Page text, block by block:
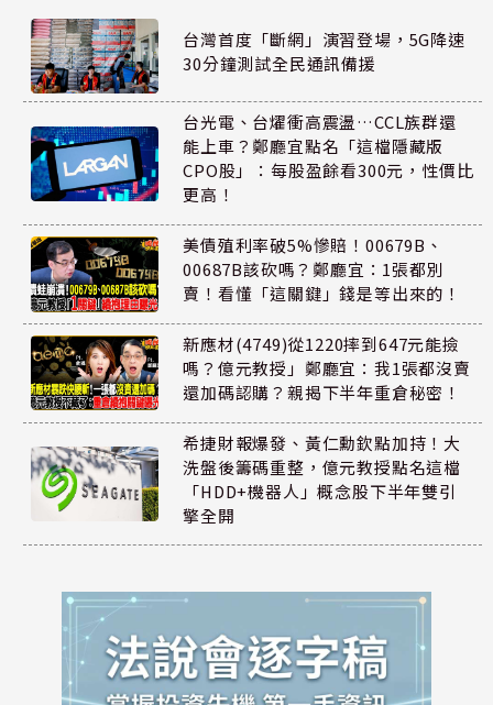
台灣首度「斷網」演習登場，5G降速
30分鐘測試全民通訊備援
台光電、台燿衝高震盪…CCL族群還
能上車？鄭廳宜點名「這檔隱藏版
CPO股」：每股盈餘看300元，性價比
更高！
美債殖利率破5%慘賠！00679B、
00687B該砍嗎？鄭廳宜：1張都別
賣！看懂「這關鍵」錢是等出來的！
新應材(4749)從1220摔到647元能撿
嗎？億元教授」鄭廳宜：我1張都沒賣
還加碼認購？親揭下半年重倉秘密！
希捷財報爆發、黃仁勳欽點加持！大
洗盤後籌碼重整，億元教授點名這檔
「HDD+機器人」概念股下半年雙引
擎全開